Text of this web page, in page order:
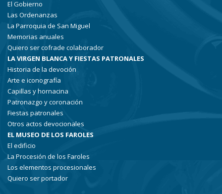
El Gobierno
Las Ordenanzas
La Parroquia de San Miguel
Memorias anuales
Quiero ser cofrade colaborador
LA VIRGEN BLANCA Y FIESTAS PATRONALES
Historia de la devoción
Arte e iconografía
Capillas y hornacina
Patronazgo y coronación
Fiestas patronales
Otros actos devocionales
EL MUSEO DE LOS FAROLES
El edificio
La Procesión de los Faroles
Los elementos procesionales
Quiero ser portador